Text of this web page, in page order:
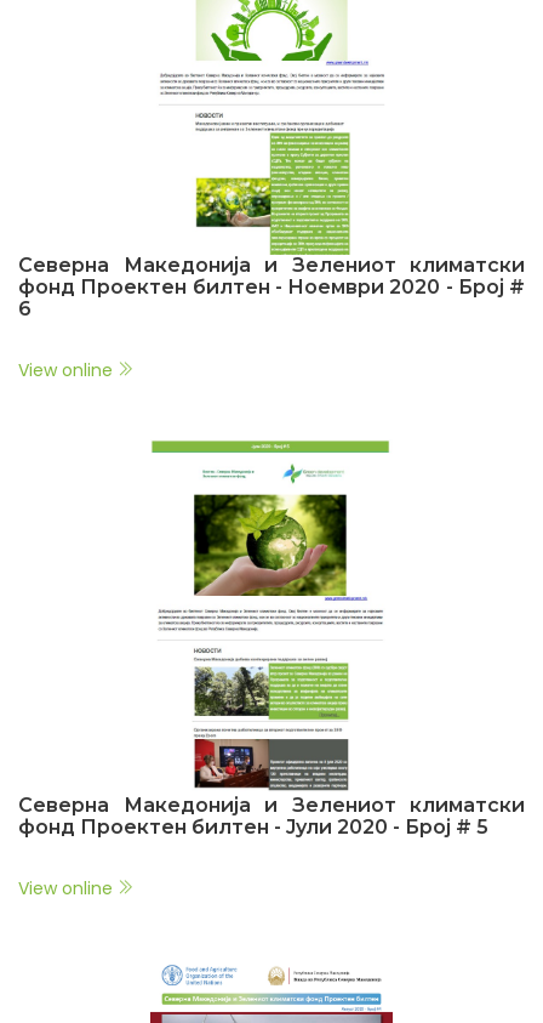
Северна Македонија и Зелениот климатски
фонд Проектен билтен - Ноември 2020 - Број #
6
View online
Северна Македонија и Зелениот климатски
фонд Проектен билтен - Јули 2020 - Број # 5
View online